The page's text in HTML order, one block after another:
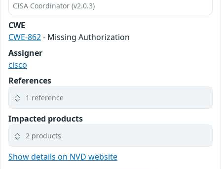
CISA Coordinator (v2.0.3)
CWE
CWE-862- Missing Authorization
Assigner
cisco
References
1 reference
Impacted products
2 products
Show details on NVD website